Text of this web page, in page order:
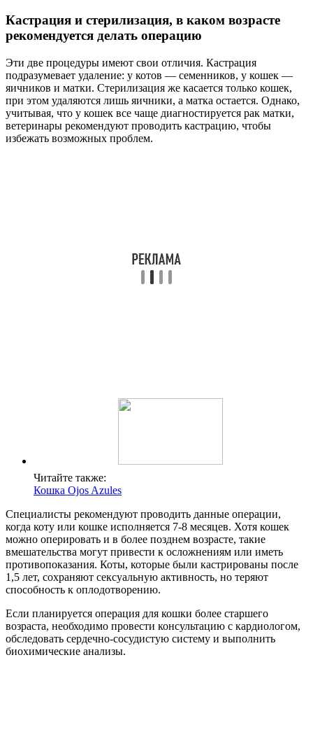
Кастрация и стерилизация, в каком возрасте
рекомендуется делать операцию
Эти две процедуры имеют свои отличия. Кастрация
подразумевает удаление: у котов — семенников, у кошек —
яичников и матки. Стерилизация же касается только кошек,
при этом удаляются лишь яичники, а матка остается. Однако,
учитывая, что у кошек все чаще диагностируется рак матки,
ветеринары рекомендуют проводить кастрацию, чтобы
избежать возможных проблем.
Читайте также:
Кошка Ojos Azules
Специалисты рекомендуют проводить данные операции,
когда коту или кошке исполняется 7-8 месяцев. Хотя кошек
можно оперировать и в более позднем возрасте, такие
вмешательства могут привести к осложнениям или иметь
противопоказания. Коты, которые были кастрированы после
1,5 лет, сохраняют сексуальную активность, но теряют
способность к оплодотворению.
Если планируется операция для кошки более старшего
возраста, необходимо провести консультацию с кардиологом,
обследовать сердечно-сосудистую систему и выполнить
биохимические анализы.